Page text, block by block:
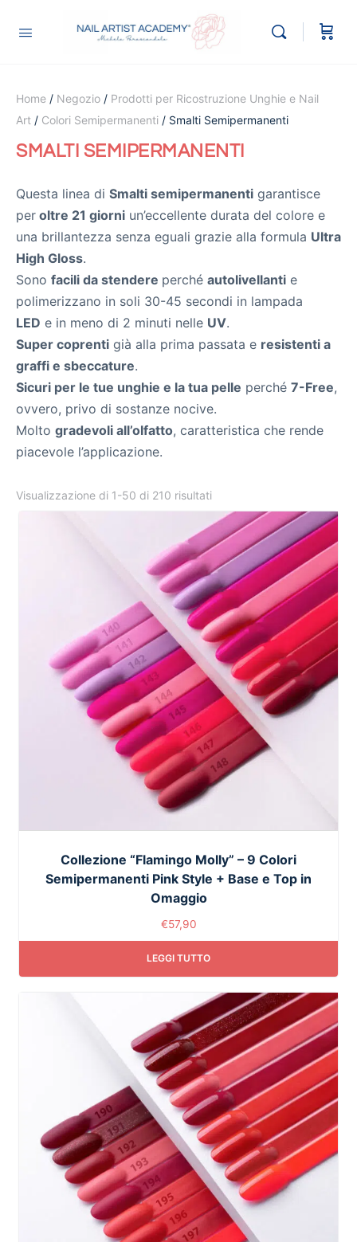
Home / Negozio / Prodotti per Ricostruzione Unghie e Nail
Art / Colori Semipermanenti / Smalti Semipermanenti
SMALTI SEMIPERMANENTI
Questa linea di Smalti semipermanenti garantisce
per oltre 21 giorni un’eccellente durata del colore e
una brillantezza senza eguali grazie alla formula Ultra
High Gloss.
Sono facili da stendere perché autolivellanti e
polimerizzano in soli 30-45 secondi in lampada
LED e in meno di 2 minuti nelle UV.
Super coprenti già alla prima passata e resistenti a
graffi e sbeccature.
Sicuri per le tue unghie e la tua pelle perché 7-Free,
ovvero, privo di sostanze nocive.
Molto gradevoli all’olfatto, caratteristica che rende
piacevole l’applicazione.
Visualizzazione di 1-50 di 210 risultati
Collezione “Flamingo Molly” – 9 Colori
Semipermanenti Pink Style + Base e Top in
Omaggio
€57,90
LEGGI TUTTO